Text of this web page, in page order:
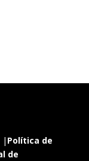
| Política de
de